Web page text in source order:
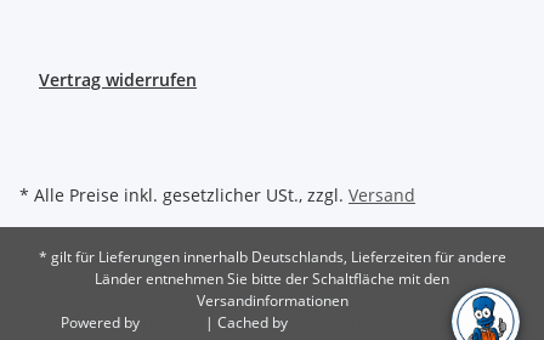
Vertrag widerrufen
* Alle Preise inkl. gesetzlicher USt., zzgl. Versand
* gilt für Lieferungen innerhalb Deutschlands, Lieferzeiten für andere
Länder entnehmen Sie bitte der Schaltfläche mit den
Versandinformationen
Powered by
| Cached by ecomDATA LiteSpeed Cache